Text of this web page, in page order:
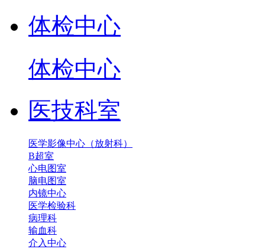
体检中心
体检中心
医技科室
医学影像中心（放射科）
B超室
心电图室
脑电图室
内镜中心
医学检验科
病理科
输血科
介入中心